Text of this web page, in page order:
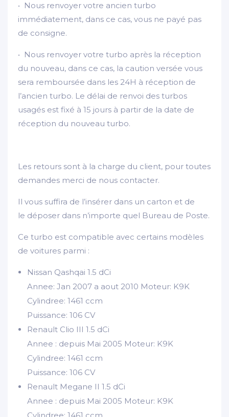
• Nous renvoyer votre ancien turbo
immédiatement, dans ce cas, vous ne payé pas
de consigne.
• Nous renvoyer votre turbo après la réception
du nouveau, dans ce cas, la caution versée vous
sera remboursée dans les 24H à réception de
l’ancien turbo. Le délai de renvoi des turbos
usagés est fixé à 15 jours à partir de la date de
réception du nouveau turbo.
Les retours sont à la charge du client, pour toutes
demandes merci de nous contacter.
Il vous suffira de l’insérer dans un carton et de
le déposer dans n’importe quel Bureau de Poste.
Ce turbo est compatible avec certains modèles
de voitures parmi :
Nissan Qashqai 1.5 dCi
Annee: Jan 2007 a aout 2010 Moteur: K9K
Cylindree: 1461 ccm
Puissance: 106 CV
Renault Clio III 1.5 dCi
Annee : depuis Mai 2005 Moteur: K9K
Cylindree: 1461 ccm
Puissance: 106 CV
Renault Megane II 1.5 dCi
Annee : depuis Mai 2005 Moteur: K9K